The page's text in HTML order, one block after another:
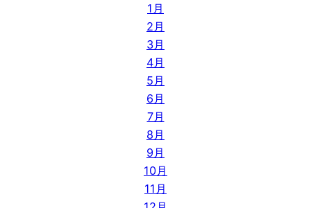
1月
2月
3月
4月
5月
6月
7月
8月
9月
10月
11月